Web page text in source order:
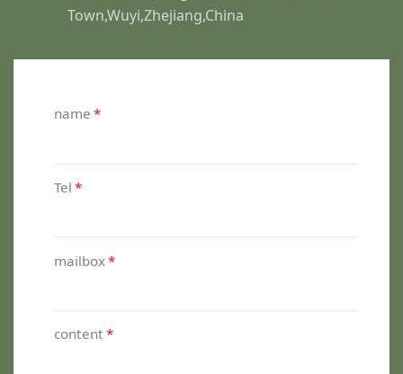
Town,Wuyi,Zhejiang,China
name *
Tel *
mailbox*
content *